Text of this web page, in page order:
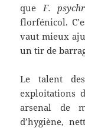
que F.
florfénicol.
vaut mieux
un tir de
Le talent
exploitations
arsenal de
d’hygiène,